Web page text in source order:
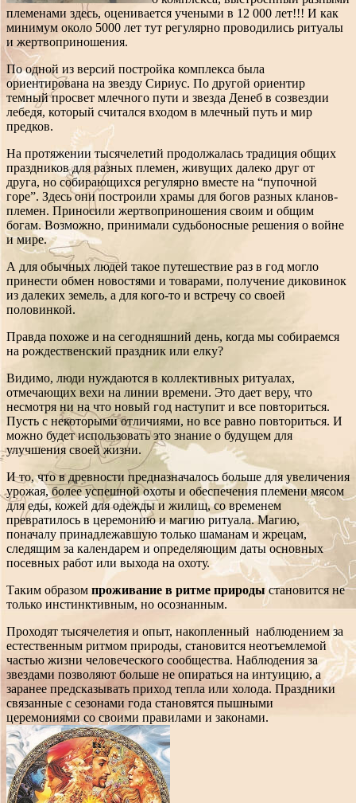
племенами здесь, оценивается учеными в 12 000 лет!!! И как
минимум около 5000 лет тут регулярно проводились ритуалы
и жертвоприношения.
По одной из версий постройка комплекса была
ориентирована на звезду Сириус. По другой ориентир
темный просвет млечного пути и звезда Денеб в созвездии
лебедя, который считался входом в млечный путь и мир
предков.
На протяжении тысячелетий продолжалась традиция общих
праздников для разных племен, живущих далеко друг от
друга, но собирающихся регулярно вместе на “пупочной
горе”. Здесь они построили храмы для богов разных кланов-
племен. Приносили жертвоприношения своим и общим
богам. Возможно, принимали судьбоносные решения о войне
и мире.
А для обычных людей такое путешествие раз в год могло
принести обмен новостями и товарами, получение диковинок
из далеких земель, а для кого-то и встречу со своей
половинкой.
Правда похоже и на сегодняшний день, когда мы собираемся
на рождественский праздник или елку?
Видимо, люди нуждаются в коллективных ритуалах,
отмечающих вехи на линии времени. Это дает веру, что
несмотря ни на что новый год наступит и все повториться.
Пусть с некоторыми отличиями, но все равно повториться. И
можно будет использовать это знание о будущем для
улучшения своей жизни.
И то, что в древности предназначалось больше для увеличения
урожая, более успешной охоты и обеспечения племени мясом
для еды, кожей для одежды и жилищ, со временем
превратилось в церемонию и магию ритуала. Магию,
поначалу принадлежавшую только шаманам и жрецам,
следящим за календарем и определяющим даты основных
посевных работ или выхода на охоту.
Таким образом проживание в ритме природыстановится не
только инстинктивным, но осознанным.
Проходят тысячелетия и опыт, накопленный наблюдением за
естественным ритмом природы, становится неотъемлемой
частью жизни человеческого сообщества. Наблюдения за
звездами позволяют больше не опираться на интуицию, а
заранее предсказывать приход тепла или холода. Праздники
связанные с сезонами года становятся пышными
церемониями со своими правилами и законами.